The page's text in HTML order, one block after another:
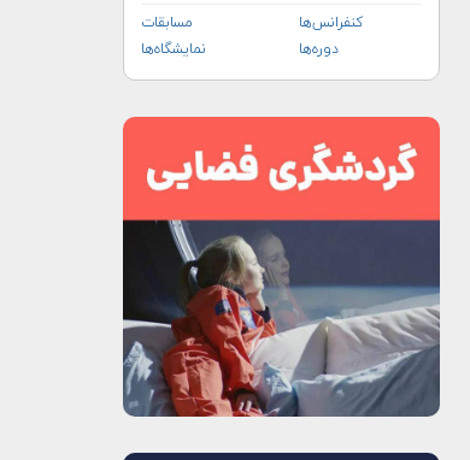
کنفرانس‌ها
مسابقات
دوره‌ها
نمایشگاه‌ها